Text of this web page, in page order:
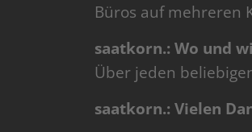
Büros auf mehreren
saatkorn.: Wo und
Über jeden
saatkorn.: Vielen